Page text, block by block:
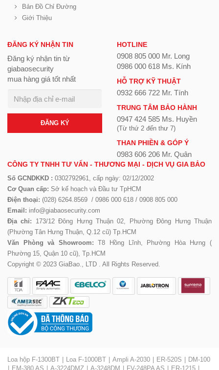
Bản Đồ Chỉ Đường
Giới Thiệu
ĐĂNG KÝ NHẬN TIN
Đăng ký nhận tin từ
giabaosecurity
mua hàng giá tốt nhất
ĐĂNG KÝ
HOTLINE
0908 805 000 Mr. Long
0986 000 618 Ms. Kính
HỖ TRỢ KỸ THUẬT
0932 666 722 Mr. Tính
TRUNG TÂM BẢO HÀNH
0947 424 585 Ms. Huyền
(Từ thứ 2 đến thư 7)
THAN PHIỀN & GÓP Ý
0983 606 206 Mr. Quân
CÔNG TY TNHH TƯ VẤN - THƯƠNG MẠI - DỊCH VỤ GIA BẢO
Số GCNDKKD : 0302792961, cấp ngày: 02/12/2002
Cơ Quan cấp: Sở kế hoạch và Đầu tư TpHCM
Điện thoại: (028) 6264.8569 / 0986 000 618 / 0908 805 000
Email: info@giabaosecurity.com
Địa chỉ: 173/12 Đông Hưng Thuận 02, Phường Đông Hưng Thuận
(Phường Tân Hưng Thuận, Q.12 cũ) Tp.HCM
Văn Phòng và Showroom: T8 Hồng Lĩnh, Phường Hòa Hưng (
Phường 15, Quận 10 cũ), Tp.HCM
Copyright © 2023 GiaBao., LTD . All Rights Reserved.
Loa hộp F-1300BT Loa F-1000BT Ampli A-2030 ER-520S
DM-100
EM-380 AS
A-3224DMZ A-3248DM FV-248PA AS ER-1215